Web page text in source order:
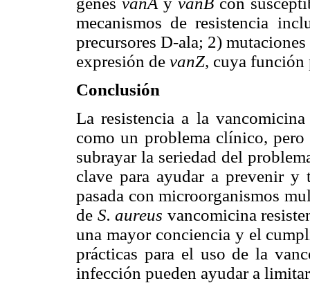
mecanismos de resistencia
precursores D-ala; 2)
expresión de vanZ, cuya función
Conclusión
La resistencia a la
como un problema clínico,
subrayar la seriedad del
clave para ayudar a prevenir y
pasada con microorganismos
de S. aureus vancomicina
una mayor conciencia y el
prácticas para el uso de la
infección pueden ayudar a